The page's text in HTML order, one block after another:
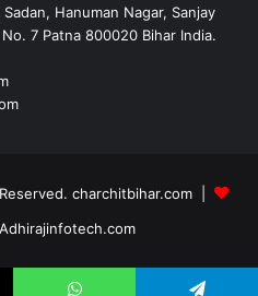
Hanuman Nagar, Sanjay
7 Patna 800020 Bihar India.
charchitbihar.com |